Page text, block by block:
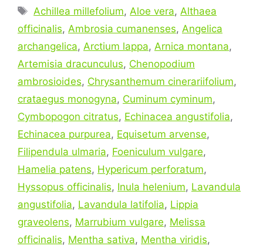
Etiquetas
Achillea millefolium, Aloe vera, Althaea
officinalis, Ambrosia cumanenses, Angelica
archangelica, Arctium lappa, Arnica montana,
Artemisia dracunculus, Chenopodium
ambrosioides, Chrysanthemum cinerariifolium,
crataegus monogyna, Cuminum cyminum,
Cymbopogon citratus, Echinacea angustifolia,
Echinacea purpurea, Equisetum arvense,
Filipendula ulmaria, Foeniculum vulgare,
Hamelia patens, Hypericum perforatum,
Hyssopus officinalis, Inula helenium, Lavandula
angustifolia, Lavandula latifolia, Lippia
graveolens, Marrubium vulgare, Melissa
officinalis, Mentha sativa, Mentha viridis,